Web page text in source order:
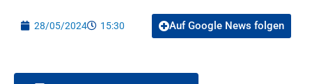
28/05/2024 15:30 Auf Google News folgen